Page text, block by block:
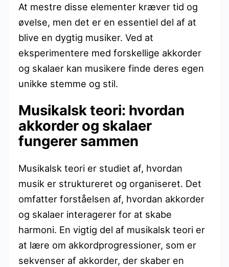
At mestre disse elementer kræver tid og
øvelse, men det er en essentiel del af at
blive en dygtig musiker. Ved at
eksperimentere med forskellige akkorder
og skalaer kan musikere finde deres egen
unikke stemme og stil.
Musikalsk teori: hvordan
akkorder og skalaer
fungerer sammen
Musikalsk teori er studiet af, hvordan
musik er struktureret og organiseret. Det
omfatter forståelsen af, hvordan akkorder
og skalaer interagerer for at skabe
harmoni. En vigtig del af musikalsk teori er
at lære om akkordprogressioner, som er
sekvenser af akkorder, der skaber en